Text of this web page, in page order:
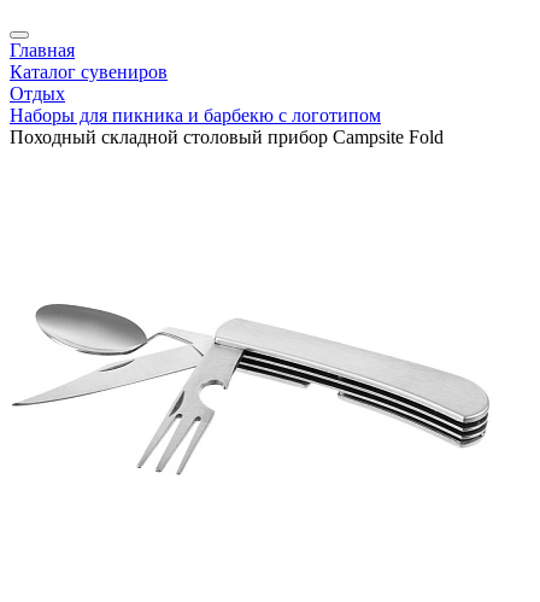
Главная
Каталог сувениров
Отдых
Наборы для пикника и барбекю с логотипом
Походный складной столовый прибор Campsite Fold